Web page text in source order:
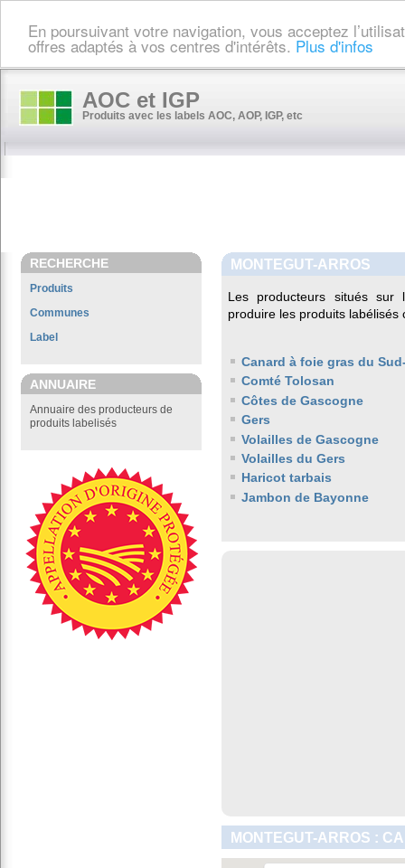
En poursuivant votre navigation, vous acceptez
offres adaptés à vos centres d'intérêts. Plus d'infos
AOC et IGP
Produits avec les labels AOC, AOP, IGP, etc
RECHERCHE
Produits
Communes
Label
ANNUAIRE
Annuaire des producteurs de
produits labelisés
MONTEGUT-ARROS
Les producteurs situés
produire les produits labélisés
Canard à foie gras du
Comté Tolosan
Côtes de Gascogne
Gers
Volailles de Gascogne
Volailles du Gers
Haricot tarbais
Jambon de Bayonne
MONTEGUT-ARROS :